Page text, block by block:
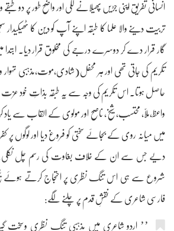
انسانی تفریق اپنی جڑیں پھیلانے لگی اور واضح طور پر دو
تربیت دینے والا علما کا طبقہ اپنے آپ کو دین کا ٹھیکیدار
گار قرار دے کر دوسرے درجے کی مخلوق قرار دیا۔
تکریم کی جاتی تھی اور ہر محفل(شادی،موت،مذہبی تہوار
حاصل ہوتا۔ اس تکریم کی وجہ سے یہ طبقہ بذاتِ خود عزت
واعظ،ملاّ، محتسب، شیخ، ناصح اور مولوی کے القاب سے
میں میانہ روی کے بجائے سختی کو فروغ دیا اور لوگوں
دیے جس سے ان کے خلاف بغاوت کی رسم چل نکلی۔
شروع سے ہی اس تنگ نظری پر احتجاج کرتے ہوئے شیخ و
فارسی شاعری کے نقشِ قدم پر چلنے لگے:
’’ اردو شاعری میں مذہبی تنگ نظری وسخت